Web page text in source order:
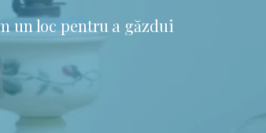
un loc pentru a găzdui